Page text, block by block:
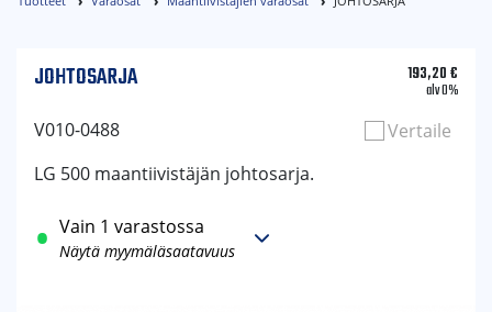
JOHTOSARJA 193,20€
alv 0%
V010-0488
Vertaile
LG 500 maantiivistäjän johtosarja.
Vain 1 varastossa
Näytä myymäläsaatavuus